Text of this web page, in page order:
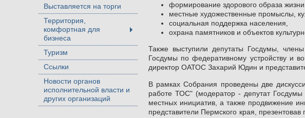
Выставляется на торги
Территория,
комфортная для
бизнеса
Туризм
Ссылки
Новости органов
исполнительной власти и
других организаций
формирование здорового образа
местные художественные промыслы,
социальная поддержка населения,
охрана памятников и объектов
Также выступили депутаты Госдумы,
Госдумы по федеративному устройству и
директор ОАТОС Захарий Юдин и
В рамках Собрания проведены две
работе ТОС" (модератор - депутат
местных инициатив, а также продвижение
представители Пермского края,